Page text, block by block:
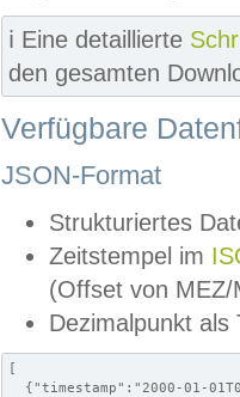
ℹ️ Eine detaillierte
den gesamten
Verfügbare
JSON-Format
Strukturiertes
Zeitstempel im
(Offset von MEZ/
Dezimalpunkt als
[
{"timestamp":"2000-01-